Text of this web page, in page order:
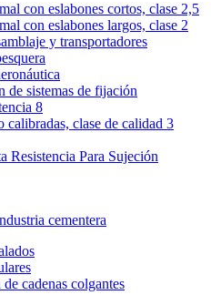
con eslabones cortos, clase 2,5
con eslabones largos, clase 2
y transportadores
de sistemas de fijación
8
calibradas, clase de calidad 3
Resistencia Para Sujeción
cementera
cadenas colgantes